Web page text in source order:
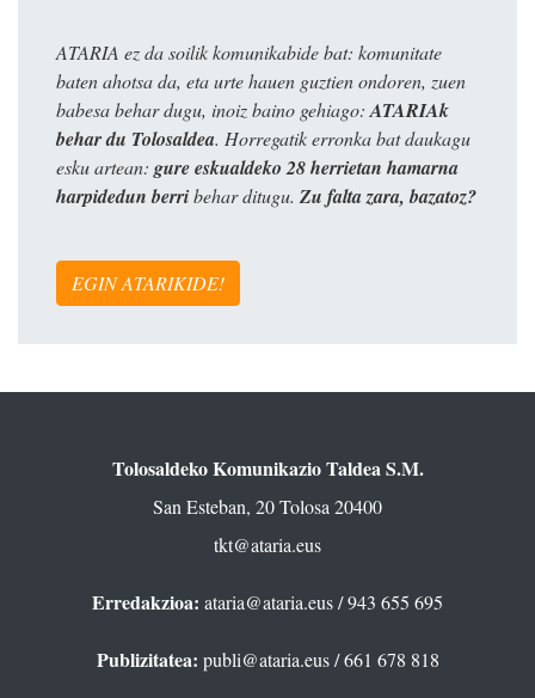
ATARIA ez da soilik komunikabide bat: komunitate
baten ahotsa da, eta urte hauen guztien ondoren, zuen
babesa behar dugu, inoiz baino gehiago: ATARIAk
behar du Tolosaldea. Horregatik erronka bat daukagu
esku artean: gure eskualdeko 28 herrietan hamarna
harpidedun berribehar ditugu. Zu falta zara, bazatoz?
EGIN ATARIKIDE!
Tolosaldeko Komunikazio Taldea S.M.
San Esteban, 20 Tolosa 20400
tkt@ataria.eus
Erredakzioa: ataria@ataria.eus/ 943 655 695
Publizitatea: publi@ataria.eus/ 661 678 818